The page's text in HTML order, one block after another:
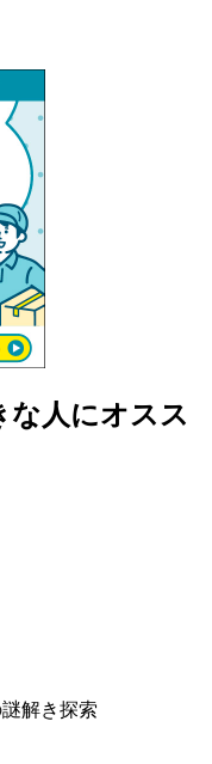
な人にオスス
解き探索